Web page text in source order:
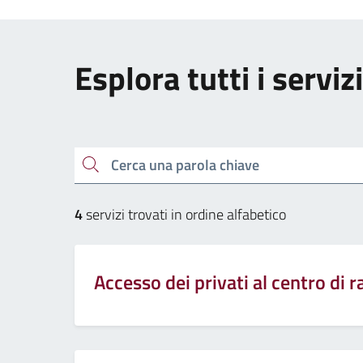
Esplora tutti i servizi
Cerca una parola chiave
4servizi trovati in ordine alfabetico
Accesso dei privati al centro di